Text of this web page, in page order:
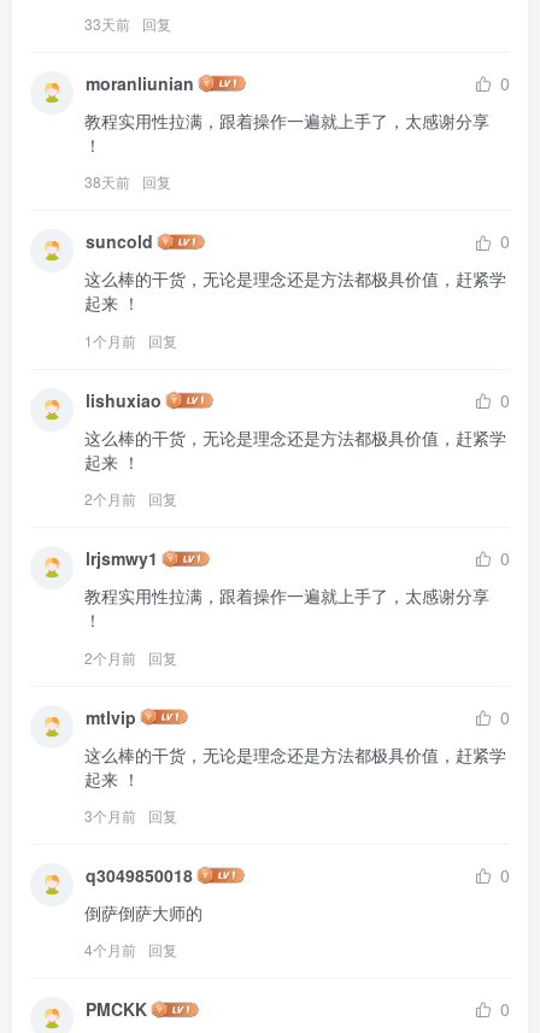
33天前 回复
moranliunian
0
教程实用性拉满，跟着操作一遍就上手了，太感谢分享
！
38天前 回复
suncold
0
这么棒的干货，无论是理念还是方法都极具价值，赶紧学
起来 ！
1个月前 回复
lishuxiao
0
这么棒的干货，无论是理念还是方法都极具价值，赶紧学
起来 ！
2个月前 回复
lrjsmwy1
0
教程实用性拉满，跟着操作一遍就上手了，太感谢分享
！
2个月前 回复
mtlvip
0
这么棒的干货，无论是理念还是方法都极具价值，赶紧学
起来 ！
3个月前 回复
q3049850018
0
倒萨倒萨大师的
4个月前 回复
PMCKK
0